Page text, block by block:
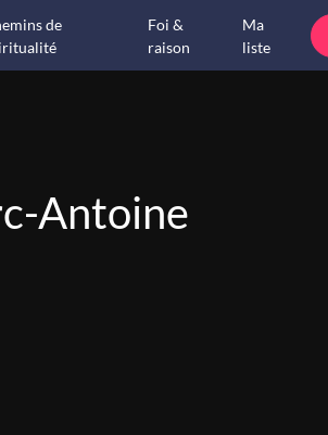
de
Foi &
raison
Ma
liste
Antoine